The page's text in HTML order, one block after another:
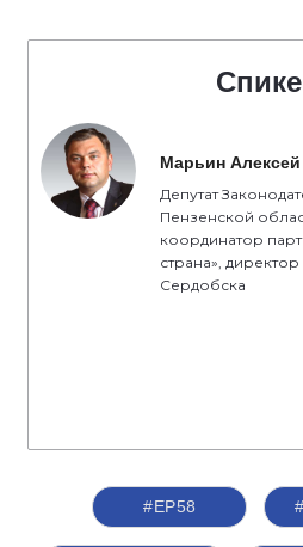
Марьин
Депутат
Пензенской
координатор
страна»,
Сердобска
#ЕР58